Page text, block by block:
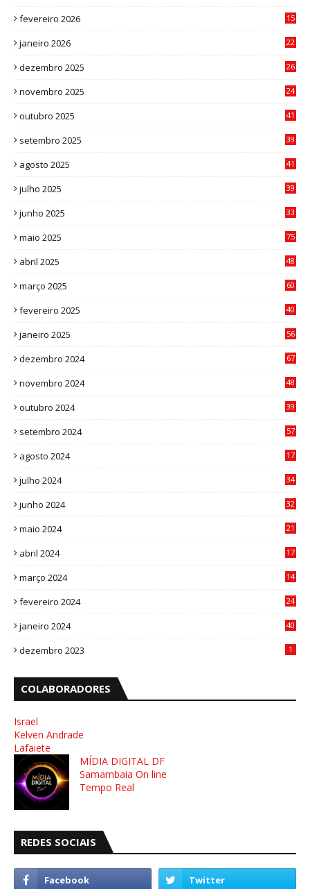
fevereiro 2026
15
janeiro 2026
22
dezembro 2025
26
novembro 2025
24
outubro 2025
41
setembro 2025
39
agosto 2025
41
julho 2025
39
junho 2025
33
maio 2025 75
abril 2025
48
março 2025
60
fevereiro 2025
40
janeiro 2025
56
dezembro 2024
67
novembro 2024
48
outubro 2024
39
setembro 2024
57
agosto 2024
17
julho 2024
34
junho 2024
32
maio 2024
21
abril 2024
17
março 2024
14
fevereiro 2024
24
janeiro 2024
40
dezembro 2023 1
COLABORADORES
Israel
Kelven Andrade
Lafaiete
MÍDIA DIGITAL DF
Samambaia On line
Tempo Real
REDES SOCIAIS